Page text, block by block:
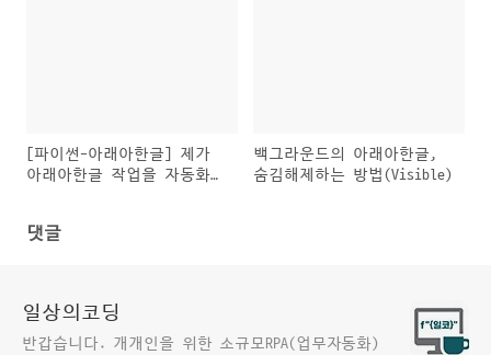
[파이썬-아래아한글] 제가
아래아한글 작업을 자동화하
백그라운드의 아래아한글,
숨김해제하는 방법(Visible)
댓글
일상의코딩
반갑습니다. 개개인을 위한 소규모RPA(업무자동화)